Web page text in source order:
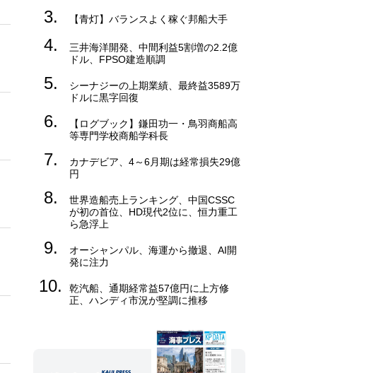
3. 【青灯】バランスよく稼ぐ邦船大手
4.
三井海洋開発、中間利益5割増の2.2億
ドル、FPSO建造順調
5.
シーナジーの上期業績、最終益3589万
ドルに黒字回復
6.
【ログブック】鎌田功一・鳥羽商船高
等専門学校商船学科長
7.
カナデビア、4～6月期は経常損失29億
円
8.
世界造船売上ランキング、中国CSSC
が初の首位、HD現代2位に、恒力重工
ら急浮上
9.
オーシャンパル、海運から撤退、AI開
発に注力
10.
乾汽船、通期経常益57億円に上方修
正、ハンディ市況が堅調に推移